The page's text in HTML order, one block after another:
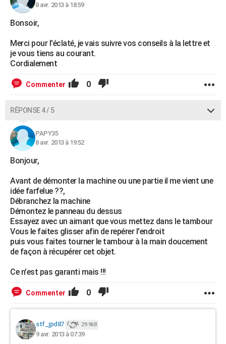
8 avr. 2013 à 18:59
Bonsoir,
Merci pour l'éclaté, je vais suivre vos conseils à la lettre et
je vous tiens au courant.
Cordialement
Commenter 0
RÉPONSE 4 / 5
PAPY35
8 avr. 2013 à 19:52
Bonjour,
Avant de démonter la machine ou une partie il me vient une
idée farfelue ??,
Débranchez la machine
Démontez le panneau du dessus
Essayez avec un aimant que vous mettez dans le tambour
Vous le faites glisser afin de repérer l'endroit
puis vous faites tourner le tambour à la main doucement
de façon à récupérer cet objet.
Ce n'est pas garanti mais !!!
Commenter 0
stf_jpd87 29 968
9 avr. 2013 à 07:39